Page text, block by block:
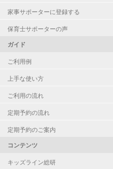
家事サポーターに登録する
保育士サポーターの声
ガイド
ご利用例
上手な使い方
ご利用の流れ
定期予約の流れ
定期予約のご案内
コンテンツ
キッズライン総研